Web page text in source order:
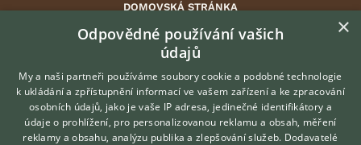
DOMOVSKÁ STRÁNKA
INZERCE
DISKUSE
ČLÁNKY
ATLAS
O nás
×
Odpovědné používání vašich
údajů
My a naši partneři používáme soubory cookie a podobné technologie
k ukládání a zpřístupnění informací ve vašem zařízení a ke zpracování
osobních údajů, jako je vaše IP adresa, jedinečné identifikátory a
údaje o prohlížení, pro personalizovanou reklamu a obsah, měření
reklamy a obsahu, analýzu publika a zlepšování služeb. Dodavatelé